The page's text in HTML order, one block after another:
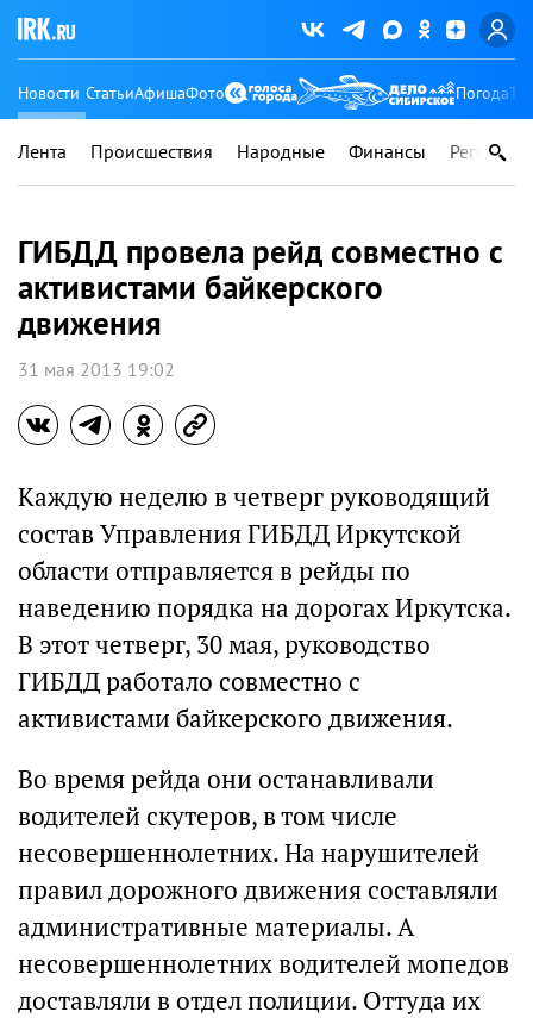
Новости СтатьиАфишаФото Погода
Лента Происшествия Народные Финансы Регионы
ГИБДД провела рейд совместно с
активистами байкерского
движения
31 мая 2013 19:02
Каждую неделю в четверг руководящий
состав Управления ГИБДД Иркутской
области отправляется в рейды по
наведению порядка на дорогах Иркутска.
В этот четверг, 30 мая, руководство
ГИБДД работало совместно с
активистами байкерского движения.
Во время рейда они останавливали
водителей скутеров, в том числе
несовершеннолетних. На нарушителей
правил дорожного движения составляли
административные материалы. А
несовершеннолетних водителей мопедов
доставляли в отдел полиции. Оттуда их